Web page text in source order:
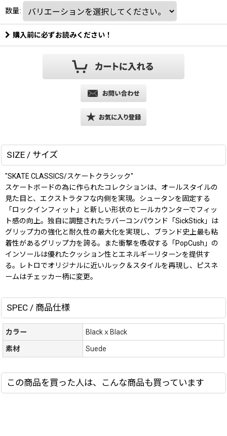
数量:
購入前に必ずお読みください！
SIZE / サイズ
"SKATE CLASSICS/スケートクラシック"
スケートボードの為に作られたコレクションは、オールスタイルの
見た目と、エクストラタフな内側を実現。シュータンを固定する
「ロックインフィット」と新しい形状のヒールカウンターでフィッ
ト感の向上。独自に調整されたラバーコンパウンド「SickStick」は
グリップ力の強化と耐久性の最大化を実現し、ブランド史上最も粘
着性があるグリップ力を誇る。また衝撃を吸収する「PopCush」の
インソールは優れたクッション性とエネルギーリターンを提供す
る。レトロでオリジナルに近いルック＆スタイルを再現し、ピスネ
ームはチェッカー柄に変更。
SPEC / 商品仕様
カラー BlackｘBlack
素材 Suede
この商品を買った人は、こんな商品も買っています